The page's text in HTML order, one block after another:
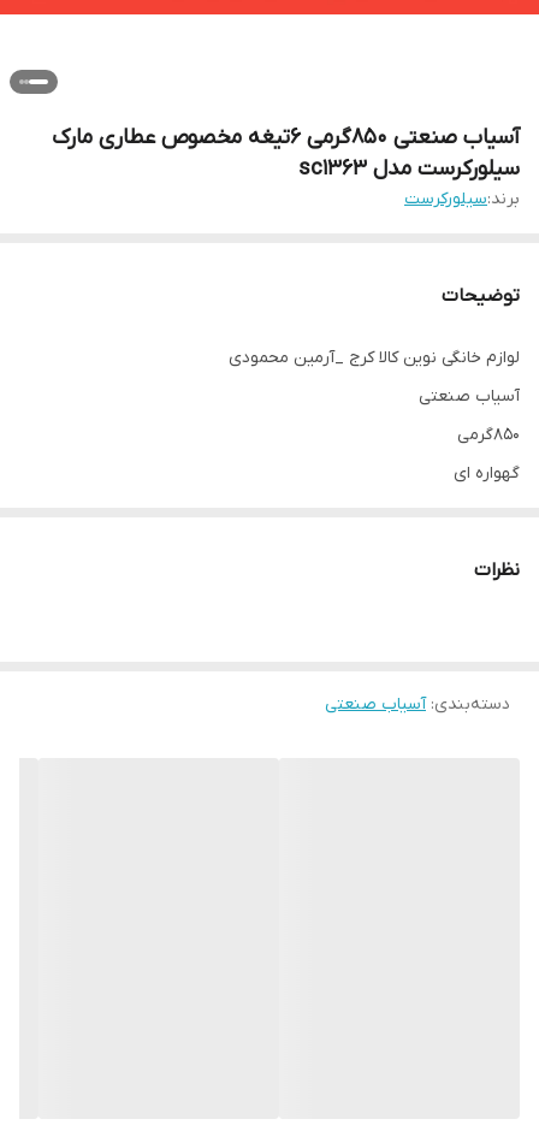
آسیاب صنعتی ۸۵۰گرمی ۶تیغه مخصوص عطاری مارک
سیلورکرست مدل sc1363
برند:سیلورکرست
توضیحات
لوازم خانگی نوین کالا کرج _آرمین محمودی
آسیاب صنعتی
۸۵۰گرمی
گهواره ای
نظرات
دسته‌بندی:آسیاب صنعتی